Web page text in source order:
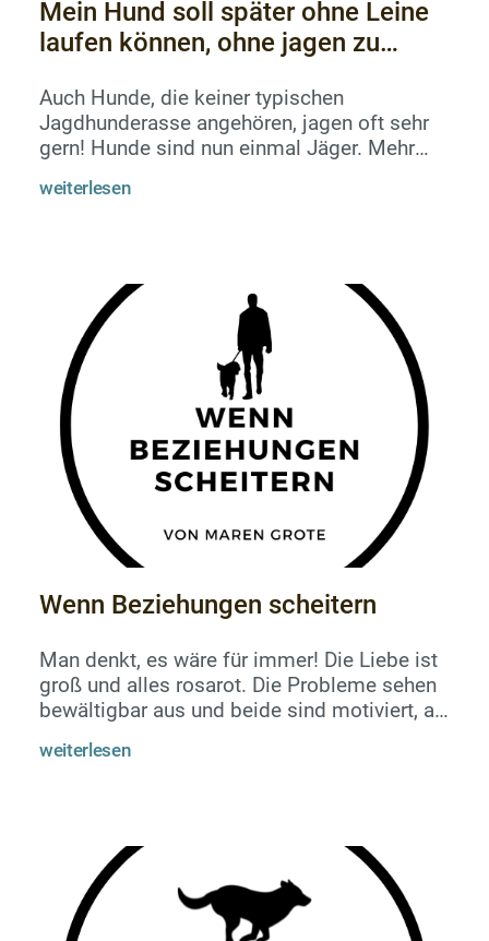
Mein Hund soll später ohne Leine
laufen können, ohne jagen zu
Auch Hunde, die keiner typischen
Jagdhunderasse angehören, jagen oft sehr
gern! Hunde sind nun einmal Jäger. Mehr
permanente Führen an der Leine ist da
der genießt größere Freiheit. Da muss
abgewogen werden, was den größeren
Nutzen für den Hund hat.Und auch Hunde,
die als Jagdhunde gezücht...
weiterlesen
Wenn Beziehungen scheitern
Man denkt, es wäre für immer! Die Liebe ist
groß und alles rosarot. Die Probleme sehen
bewältigbar aus und beide sind motiviert, an
anderen bestimmt ändern. Ihn zähmen und
Charaktere prallen aufeinander und es wird
deutlich: so einfach ändert es sich nicht.
Manche Dinge sind so wie sie sind...
weiterlesen